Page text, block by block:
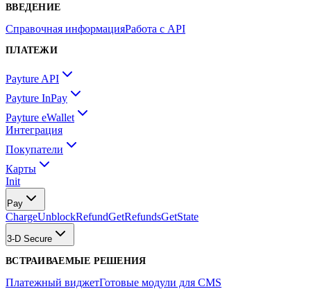
ВВЕДЕНИЕ
Справочная информацияРабота с API
ПЛАТЕЖИ
Payture API
Payture InPay
Payture eWallet
Интеграция
Покупатели
Карты
Init
Pay
ChargeUnblockRefundGetRefundsGetState
3-D Secure
ВСТРАИВАЕМЫЕ РЕШЕНИЯ
Платежный виджетГотовые модули для CMS